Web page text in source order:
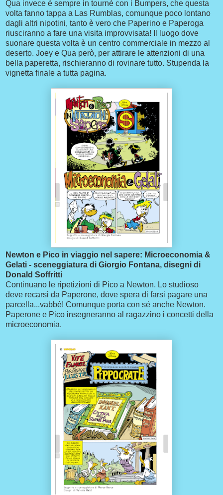
Qua invece è sempre in tournè con i Bumpers, che questa
volta fanno tappa a Las Rumblas, comunque poco lontano
dagli altri nipotini, tanto è vero che Paperino e Paperoga
riusciranno a fare una visita improvvisata! Il luogo dove
suonare questa volta è un centro commerciale in mezzo al
deserto. Joey e Qua però, per attirare le attenzioni di una
bella paperetta, rischieranno di rovinare tutto. Stupenda la
vignetta finale a tutta pagina.
Newton e Pico in viaggio nel sapere: Microeconomia &
Gelati - sceneggiatura di Giorgio Fontana, disegni di
Donald Soffritti
Continuano le ripetizioni di Pico a Newton. Lo studioso
deve recarsi da Paperone, dove spera di farsi pagare una
parcella...vabbè! Comunque porta con sé anche Newton.
Paperone e Pico insegneranno al ragazzino i concetti della
microeconomia.